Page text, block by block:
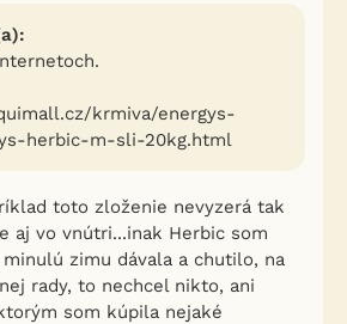
krmiva/energys-
herbic-m-sli-20kg.html
toto zloženie nevyzerá tak
aj vo vnútri...inak Herbic som
zimu dávala a chutilo, na
rady, to nechcel nikto, ani
som kúpila nejaké